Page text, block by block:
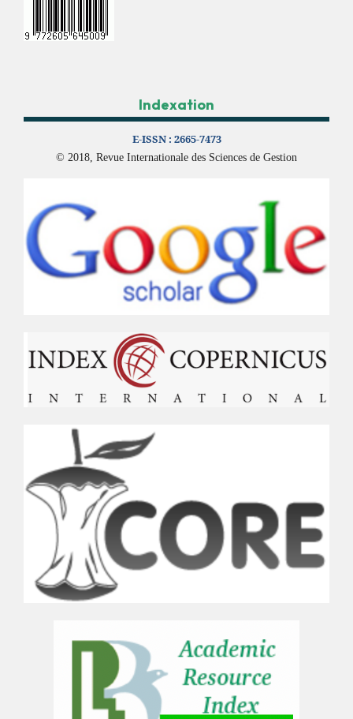
Indexation
E-ISSN : 2665-7473
© 2018, Revue Internationale des Sciences de Gestion